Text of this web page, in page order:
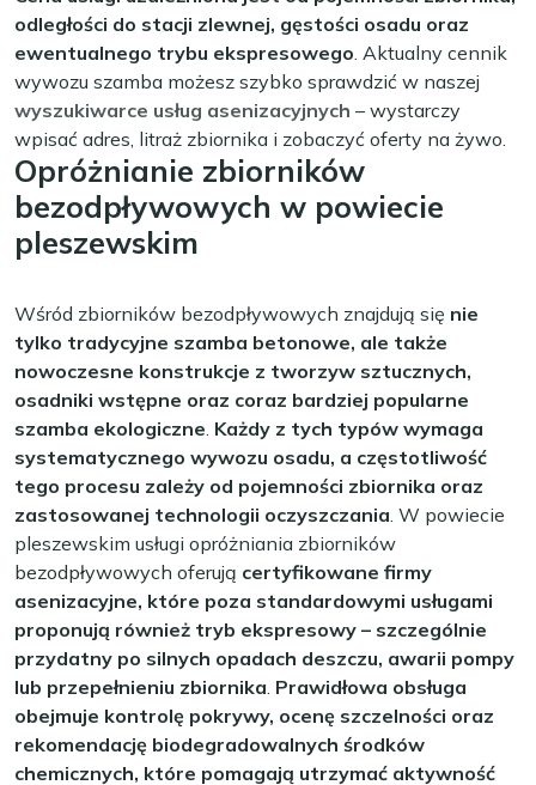
odległości do stacji zlewnej, gęstości osadu oraz
ewentualnego trybu ekspresowego. Aktualny cennik
wywozu szamba możesz szybko sprawdzić w naszej
wyszukiwarce usług asenizacyjnych – wystarczy
wpisać adres, litraż zbiornika i zobaczyć oferty na żywo.
Opróżnianie zbiorników
bezodpływowych w powiecie
pleszewskim
Wśród zbiorników bezodpływowych znajdują się nie
tylko tradycyjne szamba betonowe, ale także
nowoczesne konstrukcje z tworzyw sztucznych,
osadniki wstępne oraz coraz bardziej popularne
szamba ekologiczne. Każdy z tych typów wymaga
systematycznego wywozu osadu, a częstotliwość
tego procesu zależy od pojemności zbiornika oraz
zastosowanej technologii oczyszczania. W powiecie
pleszewskim usługi opróżniania zbiorników
bezodpływowych oferują certyfikowane firmy
asenizacyjne, które poza standardowymi usługami
proponują również tryb ekspresowy – szczególnie
przydatny po silnych opadach deszczu, awarii pompy
lub przepełnieniu zbiornika. Prawidłowa obsługa
obejmuje kontrolę pokrywy, ocenę szczelności oraz
rekomendację biodegradowalnych środków
chemicznych, które pomagają utrzymać aktywność